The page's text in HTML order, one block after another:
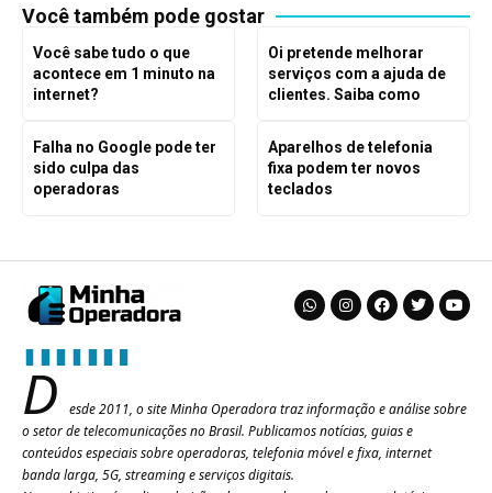
Você também pode gostar
Você sabe tudo o que
acontece em 1 minuto na
internet?
Oi pretende melhorar
serviços com a ajuda de
clientes. Saiba como
Falha no Google pode ter
sido culpa das
operadoras
Aparelhos de telefonia
fixa podem ter novos
teclados
D
esde 2011, o site Minha Operadora traz informação e análise sobre
o setor de telecomunicações no Brasil. Publicamos notícias, guias e
conteúdos especiais sobre operadoras, telefonia móvel e fixa, internet
banda larga, 5G, streaming e serviços digitais.